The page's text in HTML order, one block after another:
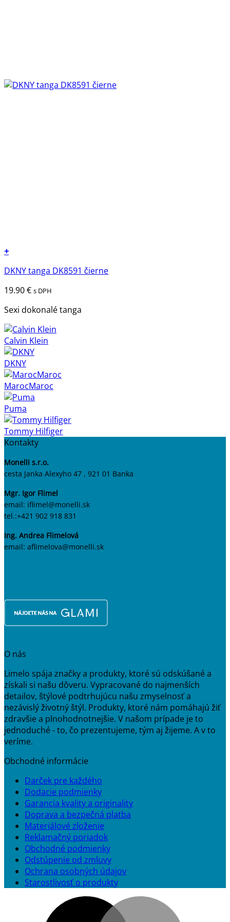
+
produkt
má
viacero
variantov.
si
môžete
vybrať
na
stránke
produktu.
DKNY tanga DK8591 čierne
19.90€ s DPH
Sexi dokonalé tanga
Calvin Klein
DKNY
MarocMaroc
Puma
Tommy Hilfiger
Kontakty
Monelli s.r.o.
cesta Janka Alexyho 47 , 921 01 Banka
Mgr. Igor Flimel
email: iflimel@monelli.sk
tel.:+421 902 918 831
Ing. Andrea Flimelová
email: aflimelova@monelli.sk
O nás
Limelo spája značky a produkty, ktoré sú odskúšané a
získali si našu dôveru. Vypracované do najmenších
detailov, štýlové podtrhujúcu našu zmyselnosť a
nezávislý životný štýl. Produkty, ktoré nám pomáhajú žiť
zdravšie a plnohodnotnejšie. V našom prípade je to
jednoduché - to, čo prezentujeme, tým aj žijeme. A v to
veríme.
Obchodné informácie
Darček pre každého
Dodacie podmienky
Garancia kvality a originality
Doprava a bezpečná platba
Materiálové zloženie
Reklamačný poriadok
Obchodné podmienky
Odstúpenie od zmluvy
Ochrana osobných údajov
Starostlivosť o produkty